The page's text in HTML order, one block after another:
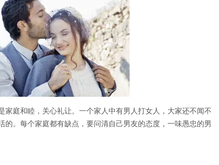
家庭和睦，关心礼让。一个家人中有男人打女人，大家还不闻不
。每个家庭都有缺点，要问清自己男友的态度，一味愚忠的男